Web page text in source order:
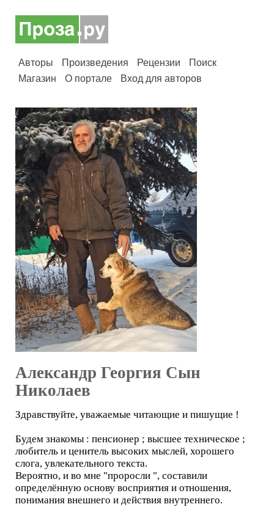
Авторы Произведения Рецензии
Поиск
Магазин
О портале Вход для авторов
Александр Георгия Сын
Николаев
Здравствуйте, уважаемые читающие и пишущие !
Будем знакомы : пенсионер ; высшее техническое ;
любитель и ценитель высоких мыслей, хорошего
слога, увлекательного текста.
Вероятно, и во мне "проросли ", составили
определённую основу восприятия и отношения,
понимания внешнего и действия внутреннего.